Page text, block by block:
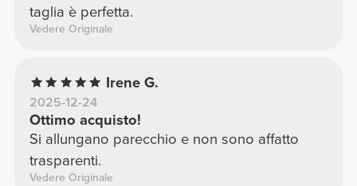
taglia è perfetta.
Vedere Originale
Irene G.
2025-12-24
Ottimo acquisto!
Si allungano parecchio e non sono affatto
trasparenti.
Vedere Originale